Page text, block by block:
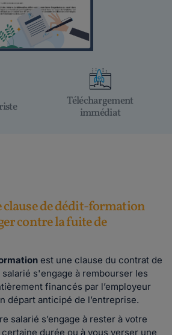
Téléchargement
immédiat
clause de dédit-formation
contre la fuite de
est une clause du contrat de
s'engage à rembourser les
financés par l’employeur
départ anticipé de l’entreprise.
salarié s’engage à rester à votre
durée ou à vous verser une